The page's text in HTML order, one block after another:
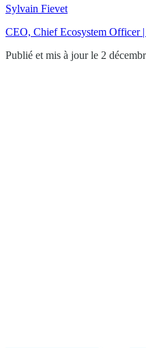
Sylvain Fievet
CEO, Chief Ecosystem Officer
Publié et mis à jour le 2